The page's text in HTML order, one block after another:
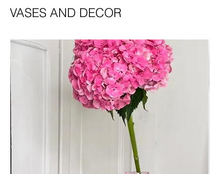
VASES AND DECOR